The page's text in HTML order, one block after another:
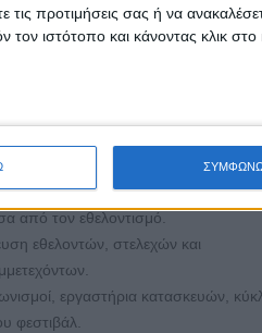
τις προτιμήσεις σας ή να
ιστότοπο και κάνοντας κλικ στο
πρωτοβουλιών πολιτών και της
εκθετών του φεστιβάλ.
των εθελοντών και των
φορείς για θέματα που αφορούν
από τον εθελοντισμό.
εθελοντών, στελεχών και
εργαστήρια κατασκευών,
φεστιβάλ.